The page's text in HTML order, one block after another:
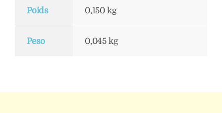
Poids 0,150 kg
Peso 0,045 kg